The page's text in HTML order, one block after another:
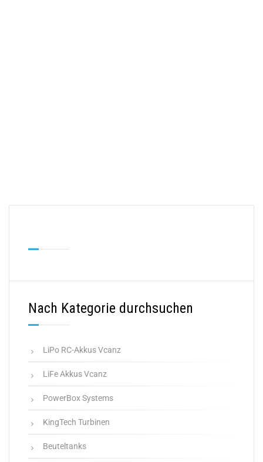
Nach Kategorie durchsuchen
LiPo RC-Akkus Vcanz
LiFe Akkus Vcanz
PowerBox Systems
KingTech Turbinen
Beuteltanks